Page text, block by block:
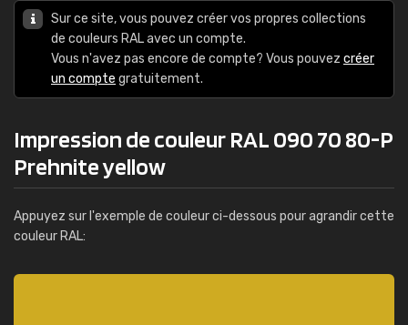
Sur ce site, vous pouvez créer vos propres collections
de couleurs RAL avec un compte.
Vous n'avez pas encore de compte? Vous pouvez créer
un compte gratuitement.
Impression de couleur RAL 090 70 80-P
Prehnite yellow
Appuyez sur l'exemple de couleur ci-dessous pour agrandir cette
couleur RAL: